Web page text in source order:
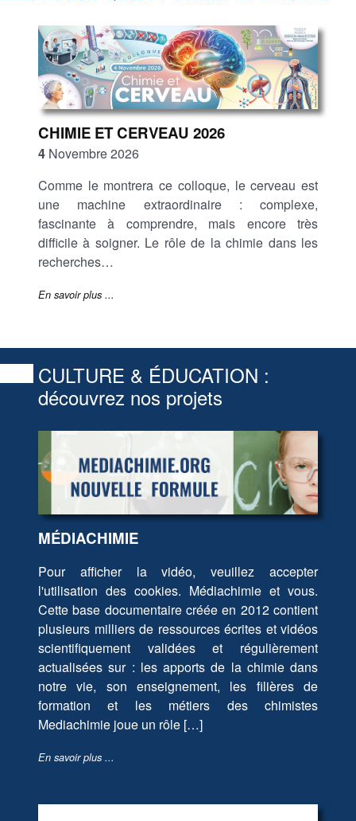
CHIMIE ET CERVEAU 2026
4 Novembre 2026
Comme le montrera ce colloque, le cerveau est
une machine extraordinaire : complexe,
fascinante à comprendre, mais encore très
difficile à soigner. Le rôle de la chimie dans les
recherches…
En savoir plus ...
CULTURE & ÉDUCATION :
découvrez nos projets
MÉDIACHIMIE
Pour afficher la vidéo, veuillez accepter
l'utilisation des cookies. Médiachimie et vous.
Cette base documentaire créée en 2012 contient
plusieurs milliers de ressources écrites et vidéos
scientifiquement validées et régulièrement
actualisées sur : les apports de la chimie dans
notre vie, son enseignement, les filières de
formation et les métiers des chimistes
Mediachimie joue un rôle […]
En savoir plus ...